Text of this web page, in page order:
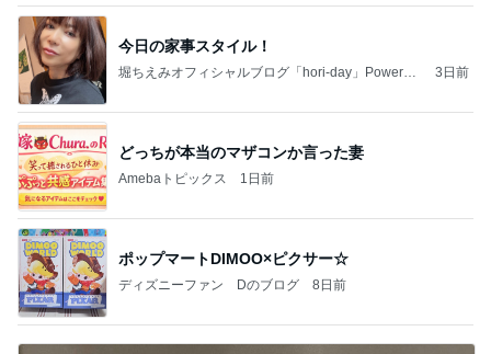
今日の家事スタイル！
堀ちえみオフィシャルブログ「hori-day」Powered
3日前
どっちが本当のマザコンか言った妻
Amebaトピックス 1日前
ポップマートDIMOO×ピクサー☆
ディズニーファン Dのブログ 8日前